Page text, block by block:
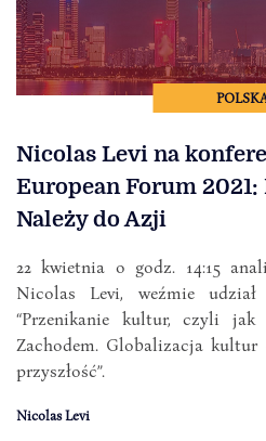
Nicolas Levi na
European Forum 2021:
Należy do Azji
22 kwietnia o godz. 14:15
Nicolas Levi, weźmie udział
“Przenikanie kultur, czyli
Zachodem. Globalizacja
przyszłość”.
Nicolas Levi